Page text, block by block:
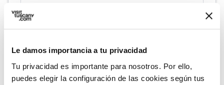
Le damos importancia a tu privacidad
Tu privacidad es importante para nosotros. Por ello,
puedes elegir la configuración de las cookies según tus
directions Indicaciones